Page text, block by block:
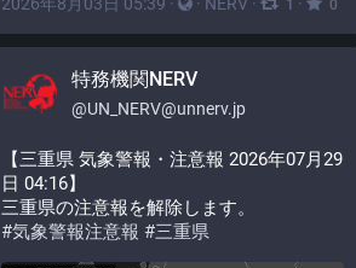
2026年8月03日 05:39 · · NERV · 1 · 0
特務機関NERV
@UN_NERV@unnerv.jp
【三重県 気象警報・注意報 2026年07月29
日 04:16】
三重県の注意報を解除します。
#気象警報注意報 #三重県